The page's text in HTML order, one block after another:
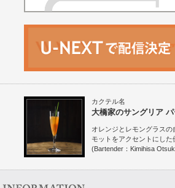
カクテル名
大橋家のサングリア
オレンジとレモングラス
モットをアクセントにし
(Bartender：Kimihisa